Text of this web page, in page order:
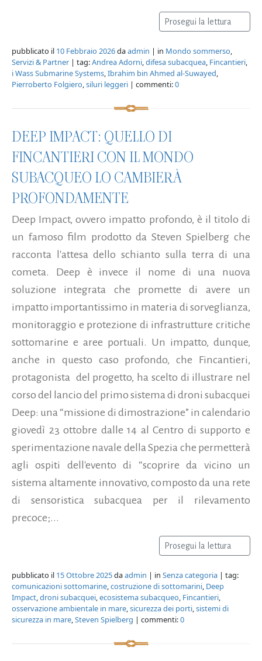
Prosegui la lettura
pubblicato il 10 Febbraio 2026daadmin | in Mondo sommerso,
Servizi & Partner | tag:Andrea Adorni,difesa subacquea, Fincantieri,
i Wass Submarine Systems,Ibrahim bin Ahmed al-Suwayed,
Pierroberto Folgiero,siluri leggeri | commenti:0
DEEP IMPACT: QUELLO DI
FINCANTIERI CON IL MONDO
SUBACQUEO LO CAMBIERÀ
PROFONDAMENTE
Deep Impact, ovvero impatto profondo, è il titolo di
un famoso film prodotto da Steven Spielberg che
racconta l'attesa dello schianto sulla terra di una
cometa. Deep è invece il nome di una nuova
soluzione integrata che promette di avere un
impatto importantissimo in materia di sorveglianza,
monitoraggio e protezione di infrastrutture critiche
sottomarine e aree portuali. Un impatto, dunque,
anche in questo caso profondo, che Fincantieri,
protagonista del progetto, ha scelto di illustrare nel
corso del lancio del primo sistema di droni subacquei
Deep: una “missione di dimostrazione” in calendario
giovedì 23 ottobre dalle 14 al Centro di supporto e
sperimentazione navale della Spezia che permetterà
agli ospiti dell'evento di “scoprire da vicino un
sistema altamente innovativo, composto da una rete
di sensoristica subacquea per il rilevamento
precoce;...
Prosegui la lettura
pubblicato il 15 Ottobre 2025daadmin | in Senza categoria | tag:
comunicazioni sottomarine,costruzione di sottomarini, Deep
Impact,droni subacquei,ecosistema subacqueo, Fincantieri,
osservazione ambientale in mare,sicurezza dei porti,sistemi di
sicurezza in mare,Steven Spielberg | commenti:0